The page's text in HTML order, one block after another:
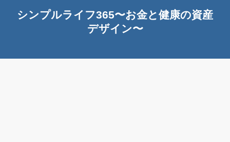
シンプルライフ365〜お金と健康の資産
デザイン〜